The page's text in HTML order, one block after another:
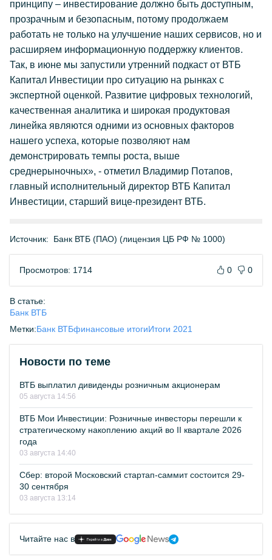
принципу – инвестирование должно быть доступным,
прозрачным и безопасным, потому продолжаем
работать не только на улучшение наших сервисов, но и
расширяем информационную поддержку клиентов.
Так, в июне мы запустили утренний подкаст от ВТБ
Капитал Инвестиции про ситуацию на рынках с
экспертной оценкой. Развитие цифровых технологий,
качественная аналитика и широкая продуктовая
линейка являются одними из основных факторов
нашего успеха, которые позволяют нам
демонстрировать темпы роста, выше
среднерыночных», - отметил Владимир Потапов,
главный исполнительный директор ВТБ Капитал
Инвестиции, старший вице-президент ВТБ.
Источник: Банк ВТБ (ПАО) (лицензия ЦБ РФ № 1000)
Просмотров: 1714 0 0
В статье:
Банк ВТБ
Метки:Банк ВТБфинансовые итогиИтоги 2021
Новости по теме
ВТБ выплатил дивиденды розничным акционерам
05 августа 14:56
ВТБ Мои Инвестиции: Розничные инвесторы перешли к
стратегическому накоплению акций во II квартале 2026
года
03 августа 14:40
Сбер: второй Московский стартап-саммит состоится 29-
30 сентября
03 августа 13:14
Читайте нас в